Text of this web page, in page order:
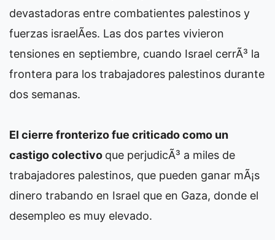
devastadoras entre combatientes palestinos y
fuerzas israelÃ­es. Las dos partes vivieron
tensiones en septiembre, cuando Israel cerrÃ³ la
frontera para los trabajadores palestinos durante
dos semanas.
El cierre fronterizo fue criticado como un
castigo colectivo que perjudicÃ³ a miles de
trabajadores palestinos, que pueden ganar mÃ¡s
dinero trabando en Israel que en Gaza, donde el
desempleo es muy elevado.